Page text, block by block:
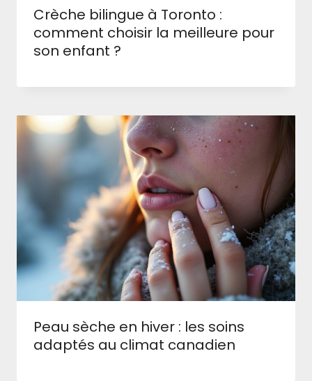
Crèche bilingue à Toronto :
comment choisir la meilleure pour
son enfant ?
Peau sèche en hiver : les soins
adaptés au climat canadien